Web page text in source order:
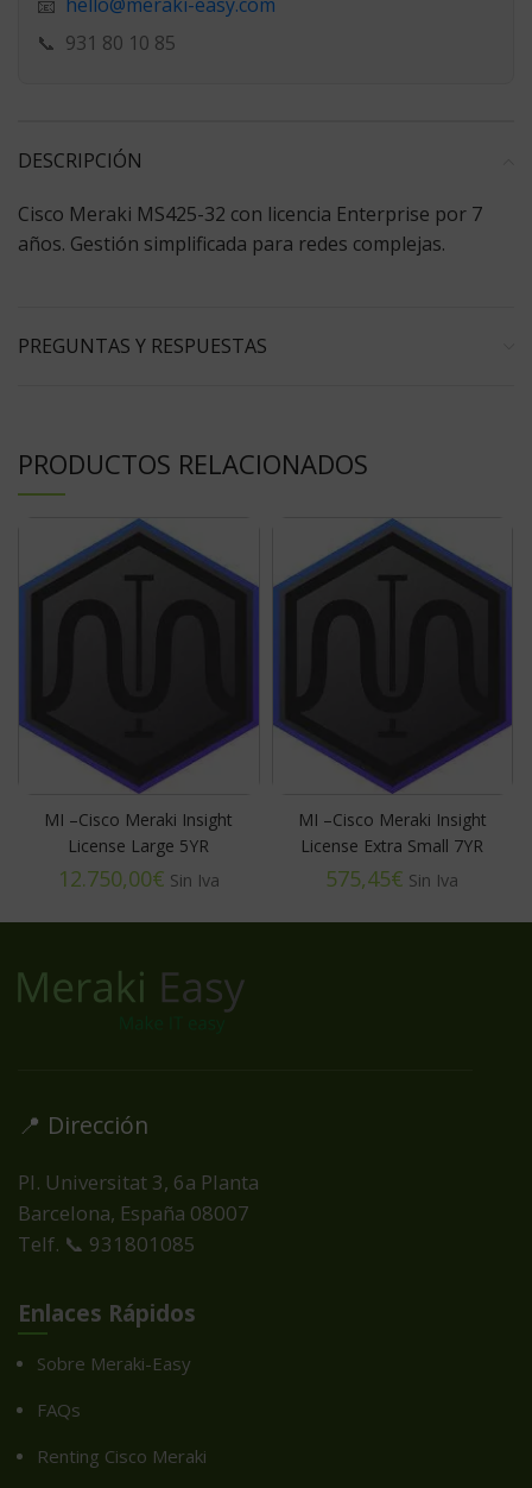
📧
📞 931 80 10 85
DESCRIPCIÓN
Cisco Meraki MS425-32 con licencia Enterprise por 7
años. Gestión simplificada para redes complejas.
PREGUNTAS Y RESPUESTAS
PRODUCTOS RELACIONADOS
MI –Cisco Meraki Insight
License Large 5YR
€
MI –Cisco Meraki Insight
License Extra Small 7YR
€
📍 Dirección
Pl. Universitat 3, 6a Planta
Barcelona, España 08007
Telf. 📞 931801085
Enlaces Rápidos
Sobre Meraki-Easy
FAQs
Renting Cisco Meraki